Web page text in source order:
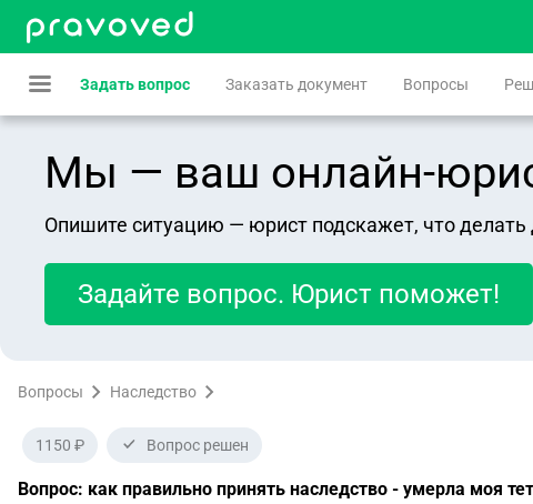
Задать вопрос Заказать документ Вопросы
Мы — ваш онлайн-
Опишите ситуацию — юрист подскажет, что
Задайте вопрос. Юрист поможет!
Вопросы Наследство
1150 ₽ Вопрос решен
Вопрос: как правильно принять наследство - умерла моя